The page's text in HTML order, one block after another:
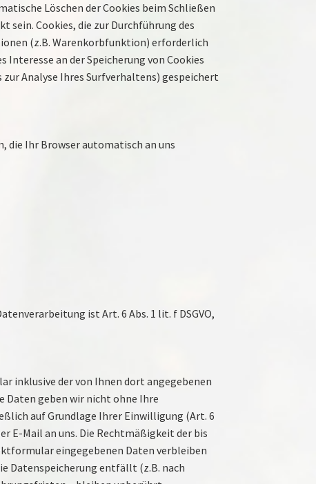
Löschen der Cookies beim Schließen
sein. Cookies, die zur Durchführung des
(z.B. Warenkorbfunktion) erforderlich
Interesse an der Speicherung von Cookies
Analyse Ihres Surfverhaltens) gespeichert
die Ihr Browser automatisch an uns
ist Art. 6 Abs. 1 lit. f DSGVO,
inklusive der von Ihnen dort angegebenen
Daten geben wir nicht ohne Ihre
auf Grundlage Ihrer Einwilligung (Art. 6
E-Mail an uns. Die Rechtmäßigkeit der bis
eingegebenen Daten verbleiben
Datenspeicherung entfällt (z.B. nach